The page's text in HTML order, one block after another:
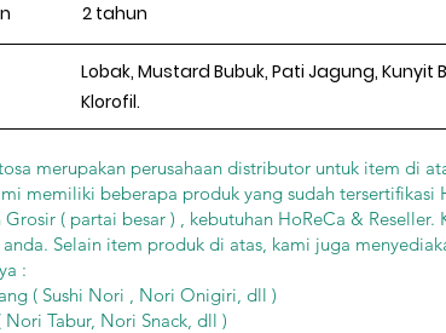
2 tahun
Lobak, Mustard Bubuk, Pati Jagung, Kunyit
Klorofil.
merupakan perusahaan distributor untuk item di
memiliki beberapa produk yang sudah tersertifikasi
( partai besar ) , kebutuhan HoReCa &
Selain item produk di atas, kami juga
:
( Sushi Nori , Nori Onigiri, dll )
Nori Tabur, Nori Snack, dll )